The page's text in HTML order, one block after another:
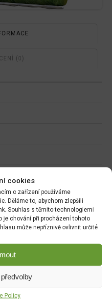
cookies
o zařízení používáme
Děláme to, abychom zlepšili
Souhlas s těmito technologiemi
je chování při procházení tohoto
může nepříznivě ovlivnit určité
Policy
(0)
NATURA Kapalné hnojivo
na vyvýšené záhony 1l
149.00
Cererit s guánem Podzimní
DO KOŠÍKU